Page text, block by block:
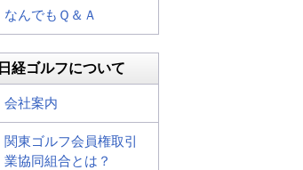
なんでもＱ＆Ａ
日経ゴルフについて
会社案内
関東ゴルフ会員権取引
業協同組合とは？